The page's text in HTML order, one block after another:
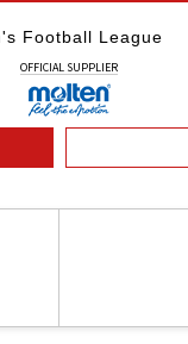
Football League
OFFICIAL SUPPLIER